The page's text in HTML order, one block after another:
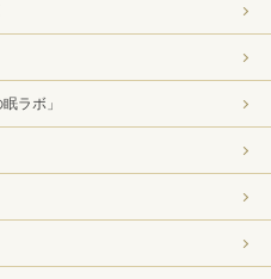
ラボ」